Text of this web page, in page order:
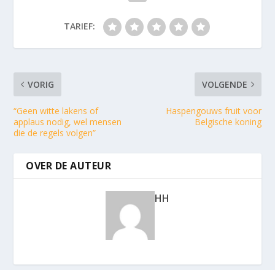
TARIEF:
VORIG
“Geen witte lakens of
applaus nodig, wel mensen
die de regels volgen”
VOLGENDE
Haspengouws fruit voor
Belgische koning
OVER DE AUTEUR
HH